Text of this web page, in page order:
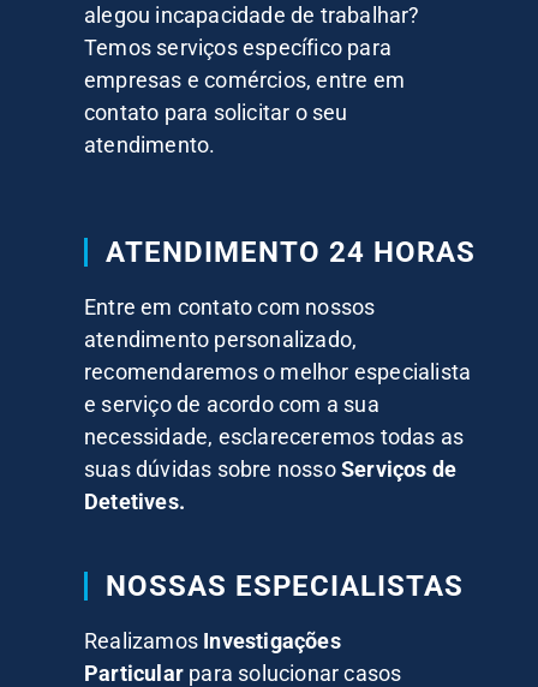
alegou incapacidade de trabalhar?
Temos serviços específico para
empresas e comércios, entre em
contato para solicitar o seu
atendimento.
ATENDIMENTO 24 HORAS
Entre em contato com nossos
atendimento personalizado,
recomendaremos o melhor especialista
e serviço de acordo com a sua
necessidade, esclareceremos todas as
suas dúvidas sobre nossoServiços de
Detetives.
NOSSAS ESPECIALISTAS
Realizamos Investigações
Particular para solucionar casos